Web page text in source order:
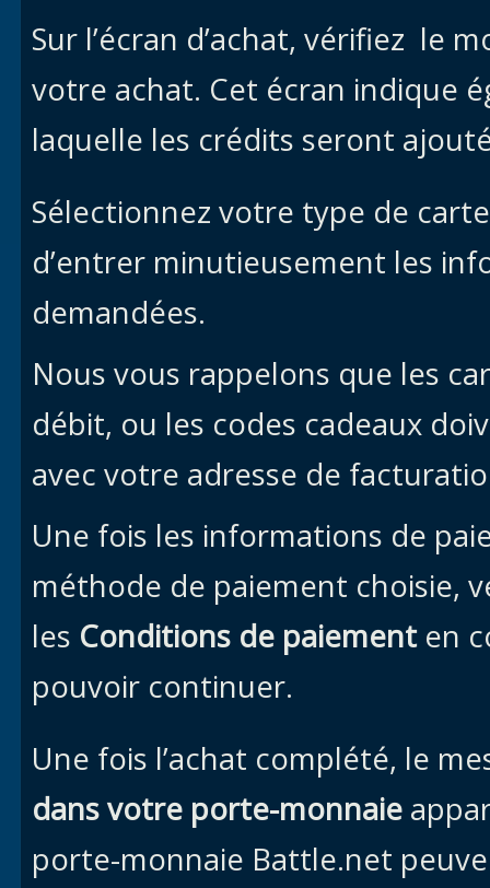
Sur l’écran d’achat, vérifiez le
votre achat. Cet écran indique
laquelle les crédits seront
Sélectionnez votre type de
d’entrer minutieusement les
demandées.
Nous vous rappelons que les
débit, ou les codes cadeaux
avec votre adresse de
Une fois les informations de
méthode de paiement choisie,
les Conditions de paiementen
pouvoir continuer.
Une fois l’achat complété, le
dans votre porte-monnaie
porte-monnaie Battle.net